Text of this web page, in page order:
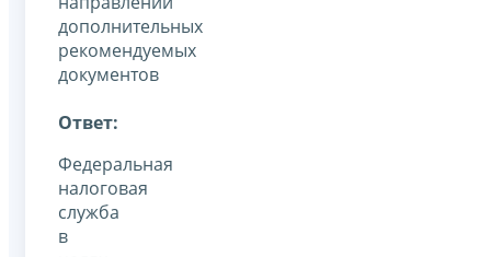
дополнительных
рекомендуемых
документов
Ответ:
Федеральная
налоговая
служба
в